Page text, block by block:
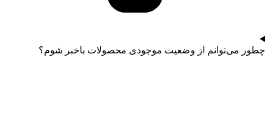
چطور می‌توانم از وضعیت موجودی محصولات باخبر شوم؟